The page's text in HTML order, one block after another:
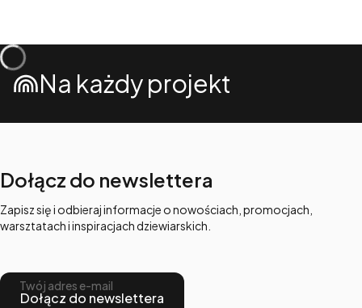
Na każdy projekt
Dołącz do newslettera
Zapisz się i odbieraj informacje o nowościach, promocjach,
warsztatach i inspiracjach dziewiarskich.
Twój adres e-mail
Dołącz do newslettera